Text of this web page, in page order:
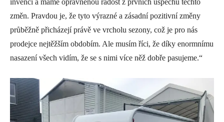
změn. Pravdou je, že tyto výrazné a zásadní pozitivní změny
průběžně přicházejí právě ve vrcholu sezony, což je pro nás
prodejce nejtěžším obdobím. Ale musím říci, že díky enormnímu
nasazení všech vidím, že se s nimi více něž dobře pasujeme.“